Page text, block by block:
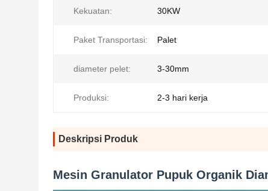
Kekuatan: 30KW
Paket Transportasi: Palet
diameter pelet: 3-30mm
Produksi: 2-3 hari kerja
Deskripsi Produk
Mesin Granulator Pupuk Organik